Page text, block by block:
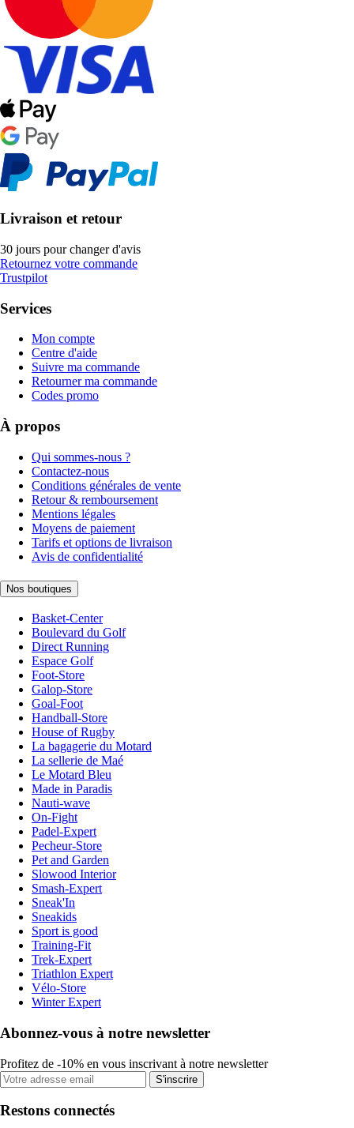
Livraison et retour
30 jours pour changer d'avis
Retournez votre commande
Trustpilot
Services
Mon compte
Centre d'aide
Suivre ma commande
Retourner ma commande
Codes promo
À propos
Qui sommes-nous ?
Contactez-nous
Conditions générales de vente
Retour & remboursement
Mentions légales
Moyens de paiement
Tarifs et options de livraison
Avis de confidentialité
Nos boutiques
Basket-Center
Boulevard du Golf
Direct Running
Espace Golf
Foot-Store
Galop-Store
Goal-Foot
Handball-Store
House of Rugby
La bagagerie du Motard
La sellerie de Maé
Le Motard Bleu
Made in Paradis
Nauti-wave
On-Fight
Padel-Expert
Pecheur-Store
Pet and Garden
Slowood Interior
Smash-Expert
Sneak'In
Sneakids
Sport is good
Training-Fit
Trek-Expert
Triathlon Expert
Vélo-Store
Winter Expert
Abonnez-vous à notre newsletter
Profitez de -10% en vous inscrivant à notre newsletter
S'inscrire
Restons connectés